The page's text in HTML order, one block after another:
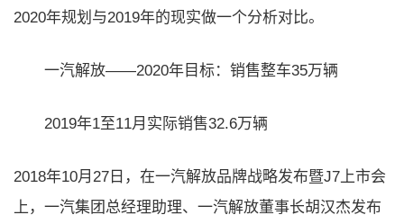
2020年规划与2019年的现实做一个分析对比。
一汽解放——2020年目标：销售整车35万辆
2019年1至11月实际销售32.6万辆
2018年10月27日，在一汽解放品牌战略发布暨J7上市会
上，一汽集团总经理助理、一汽解放董事长胡汉杰发布